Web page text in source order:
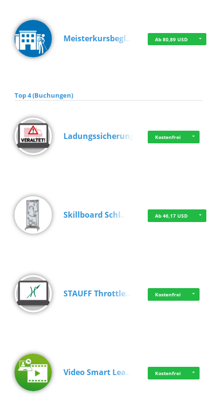
Meisterkursbegl… Ab 80,89 USD
Top 4 (Buchungen)
Ladungssicherung Kostenfrei
Skillboard Schl… Ab 46,17 USD
STAUFF Throttle… Kostenfrei
Video Smart Lea… Kostenfrei